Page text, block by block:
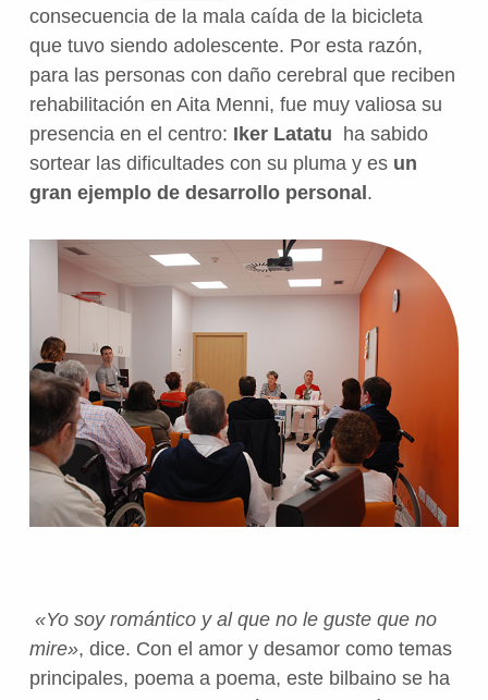
consecuencia de la mala caída de la bicicleta
que tuvo siendo adolescente. Por esta razón,
para las personas con daño cerebral que reciben
rehabilitación en Aita Menni, fue muy valiosa su
presencia en el centro: Iker Latatu ha sabido
sortear las dificultades con su pluma y es un
gran ejemplo de desarrollo personal.
«Yo soy romántico y al que no le guste que no
mire», dice. Con el amor y desamor como temas
principales, poema a poema, este bilbaino se ha